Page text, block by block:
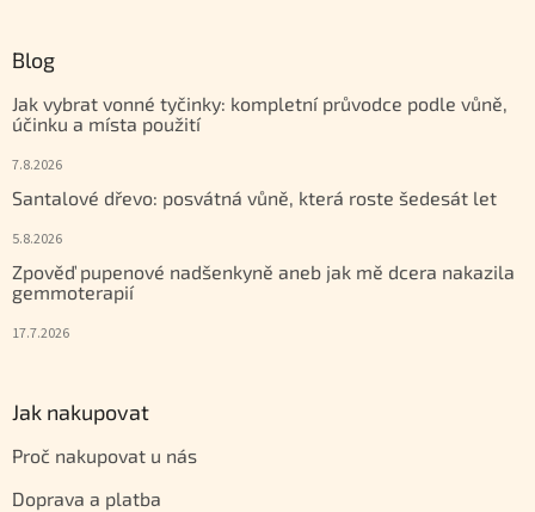
Blog
Jak vybrat vonné tyčinky: kompletní průvodce podle vůně,
účinku a místa použití
7.8.2026
Santalové dřevo: posvátná vůně, která roste šedesát let
5.8.2026
Zpověď pupenové nadšenkyně aneb jak mě dcera nakazila
gemmoterapií
17.7.2026
Jak nakupovat
Proč nakupovat u nás
Doprava a platba